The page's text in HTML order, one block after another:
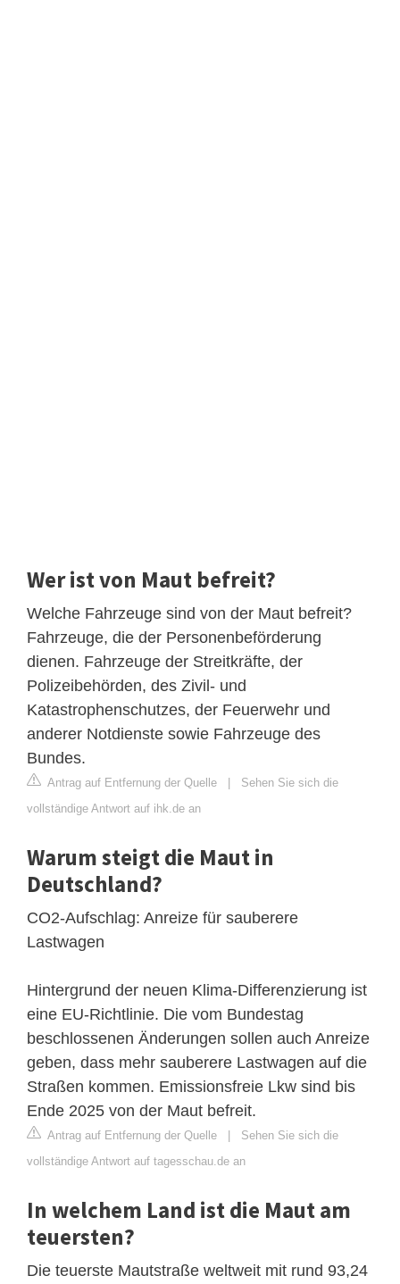
Wer ist von Maut befreit?
Welche Fahrzeuge sind von der Maut befreit?
Fahrzeuge, die der Personenbeförderung
dienen. Fahrzeuge der Streitkräfte, der
Polizeibehörden, des Zivil- und
Katastrophenschutzes, der Feuerwehr und
anderer Notdienste sowie Fahrzeuge des
Bundes.
Antrag auf Entfernung der Quelle | Sehen Sie sich die
vollständige Antwort auf ihk.de an
Warum steigt die Maut in
Deutschland?
CO2-Aufschlag: Anreize für sauberere
Lastwagen
Hintergrund der neuen Klima-Differenzierung ist
eine EU-Richtlinie. Die vom Bundestag
beschlossenen Änderungen sollen auch Anreize
geben, dass mehr sauberere Lastwagen auf die
Straßen kommen. Emissionsfreie Lkw sind bis
Ende 2025 von der Maut befreit.
Antrag auf Entfernung der Quelle | Sehen Sie sich die
vollständige Antwort auf tagesschau.de an
In welchem Land ist die Maut am
teuersten?
Die teuerste Mautstraße weltweit mit rund 93,24